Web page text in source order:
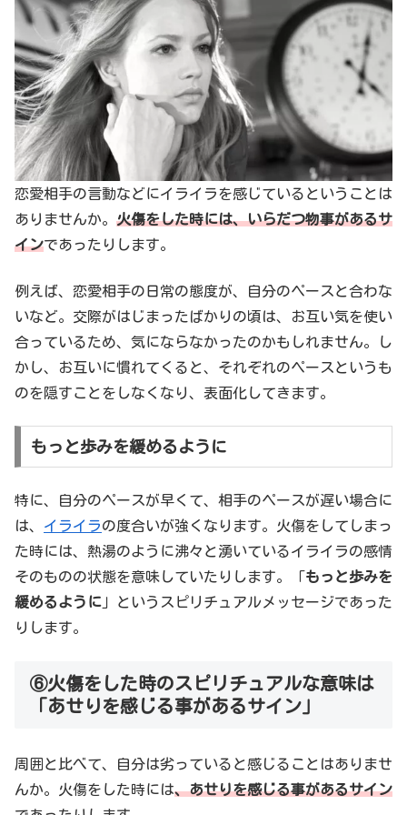
恋愛相手の言動などにイライラを感じているということは
ありませんか。 火傷をした時には、いらだつ物事があるサ
インであったりします。
例えば、恋愛相手の日常の態度が、自分のペースと合わな
いなど。交際がはじまったばかりの頃は、お互い気を使い
合っているため、気にならなかったのかもしれません。し
かし、お互いに慣れてくると、それぞれのペースというも
のを隠すことをしなくなり、表面化してきます。
もっと歩みを緩めるように
特に、自分のペースが早くて、相手のペースが遅い場合に
は、 イライラの度合いが強くなります。火傷をしてしまっ
た時には、熱湯のように沸々と湧いているイライラの感情
そのものの状態を意味していたりします。「もっと歩みを
緩めるように 」というスピリチュアルメッセージであった
りします。
⑥火傷をした時のスピリチュアルな意味は
「あせりを感じる事があるサイン」
周囲と比べて、自分は劣っていると感じることはありませ
んか。火傷をした時には、あせりを感じる事があるサイン